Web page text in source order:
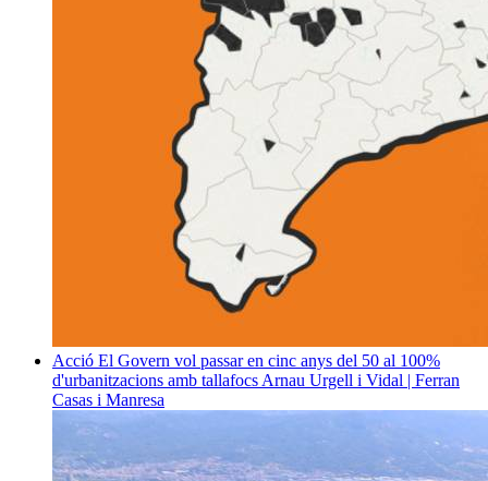
Acció El Govern vol passar en cinc anys del 50 al 100%
d'urbanitzacions amb tallafocs Arnau Urgell i Vidal | Ferran
Casas i Manresa